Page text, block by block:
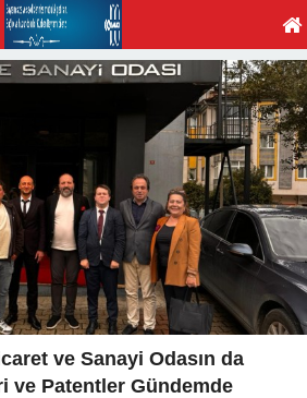
ve Sanayi Odasın da
ve Patentler Gündemde